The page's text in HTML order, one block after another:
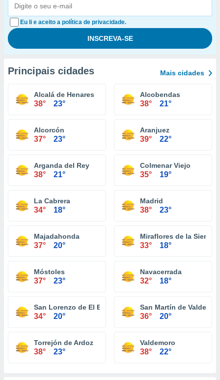
Eu li e aceito a política de privacidade.
Principais cidades Mais cidades
Alcalá de Henares
38° 23°
Alcobendas
38° 21°
Alcorcón
37° 23°
Aranjuez
39° 22°
Arganda del Rey
38° 21°
Colmenar Viejo
35° 19°
La Cabrera
34° 18°
Madrid
38° 23°
Majadahonda
37° 20°
Miraflores de la Sierra
33° 18°
Móstoles
37° 23°
Navacerrada
32° 18°
San Lorenzo de El Escorial
34° 20°
San Martín de
36° 20°
Torrejón de Ardoz
38° 23°
Valdemoro
38° 22°